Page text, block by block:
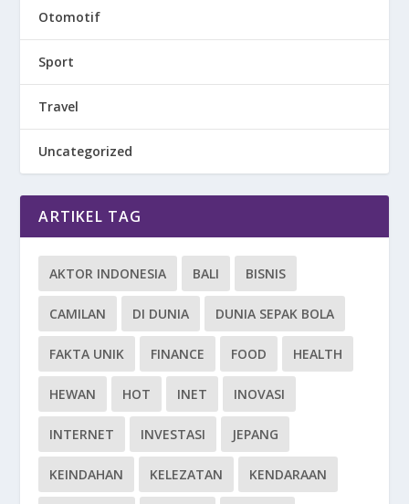
Otomotif
Sport
Travel
Uncategorized
ARTIKEL TAG
AKTOR INDONESIA BALI BISNIS
CAMILAN DI DUNIA DUNIA SEPAK BOLA
FAKTA UNIK FINANCE FOOD HEALTH
HEWAN HOT INET INOVASI
INTERNET INVESTASI JEPANG
KEINDAHAN KELEZATAN KENDARAAN